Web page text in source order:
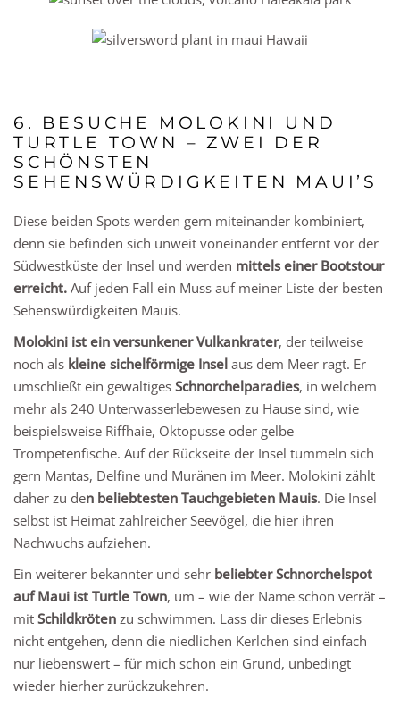
6. BESUCHE MOLOKINI UND
TURTLE TOWN – ZWEI DER
SCHÖNSTEN
SEHENSWÜRDIGKEITEN MAUI’S
Diese beiden Spots werden gern miteinander kombiniert,
denn sie befinden sich unweit voneinander entfernt vor der
Südwestküste der Insel und werden mittels einer Bootstour
erreicht. Auf jeden Fall ein Muss auf meiner Liste der besten
Sehenswürdigkeiten Mauis.
Molokini ist ein versunkener Vulkankrater, der teilweise
noch als kleine sichelförmige Insel aus dem Meer ragt. Er
umschließt ein gewaltiges Schnorchelparadies, in welchem
mehr als 240 Unterwasserlebewesen zu Hause sind, wie
beispielsweise Riffhaie, Oktopusse oder gelbe
Trompetenfische. Auf der Rückseite der Insel tummeln sich
gern Mantas, Delfine und Muränen im Meer. Molokini zählt
daher zu den beliebtesten Tauchgebieten Mauis. Die Insel
selbst ist Heimat zahlreicher Seevögel, die hier ihren
Nachwuchs aufziehen.
Ein weiterer bekannter und sehr beliebter Schnorchelspot
auf Maui ist Turtle Town, um – wie der Name schon verrät –
mit Schildkröten zu schwimmen. Lass dir dieses Erlebnis
nicht entgehen, denn die niedlichen Kerlchen sind einfach
nur liebenswert – für mich schon ein Grund, unbedingt
wieder hierher zurückzukehren.